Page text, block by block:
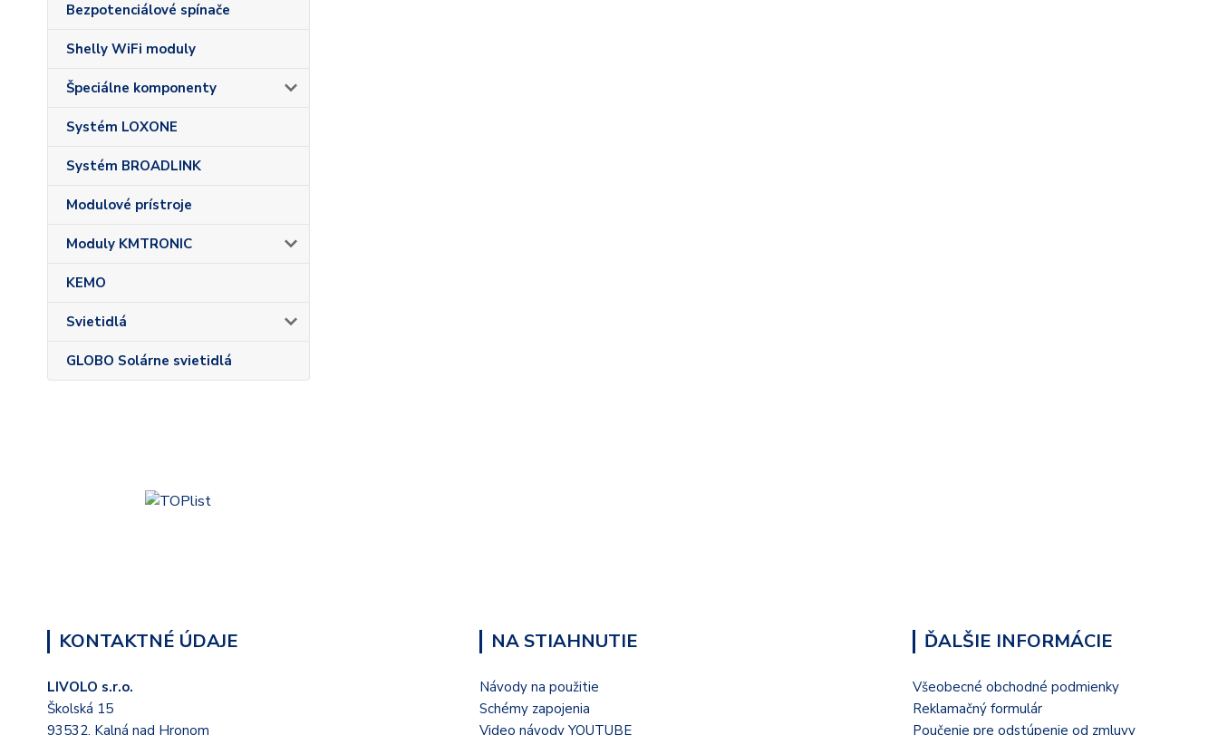
Bezpotenciálové spínače
Shelly WiFi moduly
Špeciálne komponenty
Systém LOXONE
Systém BROADLINK
Modulové prístroje
Moduly KMTRONIC
KEMO
Svietidlá
GLOBO Solárne svietidlá
KONTAKTNÉ ÚDAJE
LIVOLO s.r.o.
Školská 15
93532, Kalná nad Hronom
NA STIAHNUTIE
Návody na použitie
Schémy zapojenia
Video návody YOUTUBE
ĎALŠIE INFORMÁCIE
Všeobecné obchodné podmienky
Reklamačný formulár
Poučenie pre odstúpenie od zmluvy